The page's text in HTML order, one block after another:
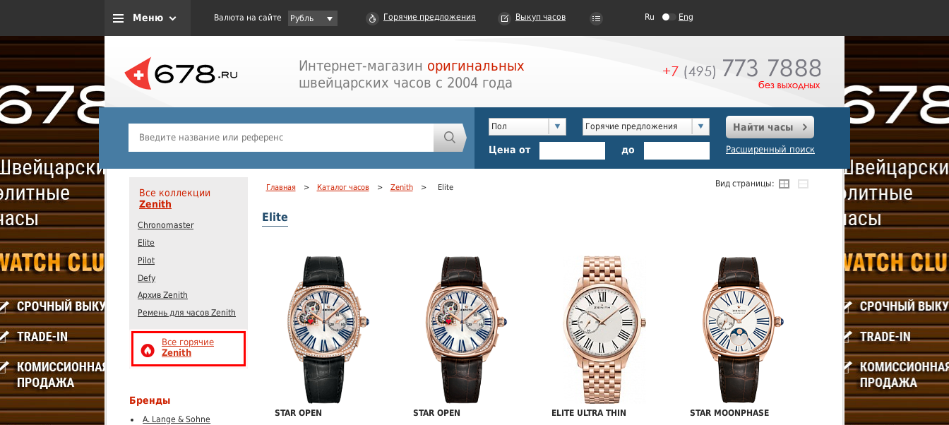
Меню Валюта на сайте Рубль Горячие предложения Выкуп часов Ru Eng
Интернет-магазин оригинальных
швейцарских часов с 2004 года
Пол Горячие предложения
Найти часы
Цена от
до Расширенный поиск
Все коллекции
Zenith
Chronomaster
Elite
Pilot
Defy
Архив Zenith
Ремень для часов Zenith
Все горячие
Zenith
Бренды
A. Lange & Sohne
Вид страницы:
Главная > Каталог часов > Zenith > Elite
Elite
STAR OPEN STAR OPEN ELITE ULTRA THIN STAR MOONPHASE